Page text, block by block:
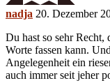
nadja 20. Dezember
Du hast so sehr Recht,
Worte fassen kann.
Angelegenheit ein
auch immer seit jeher